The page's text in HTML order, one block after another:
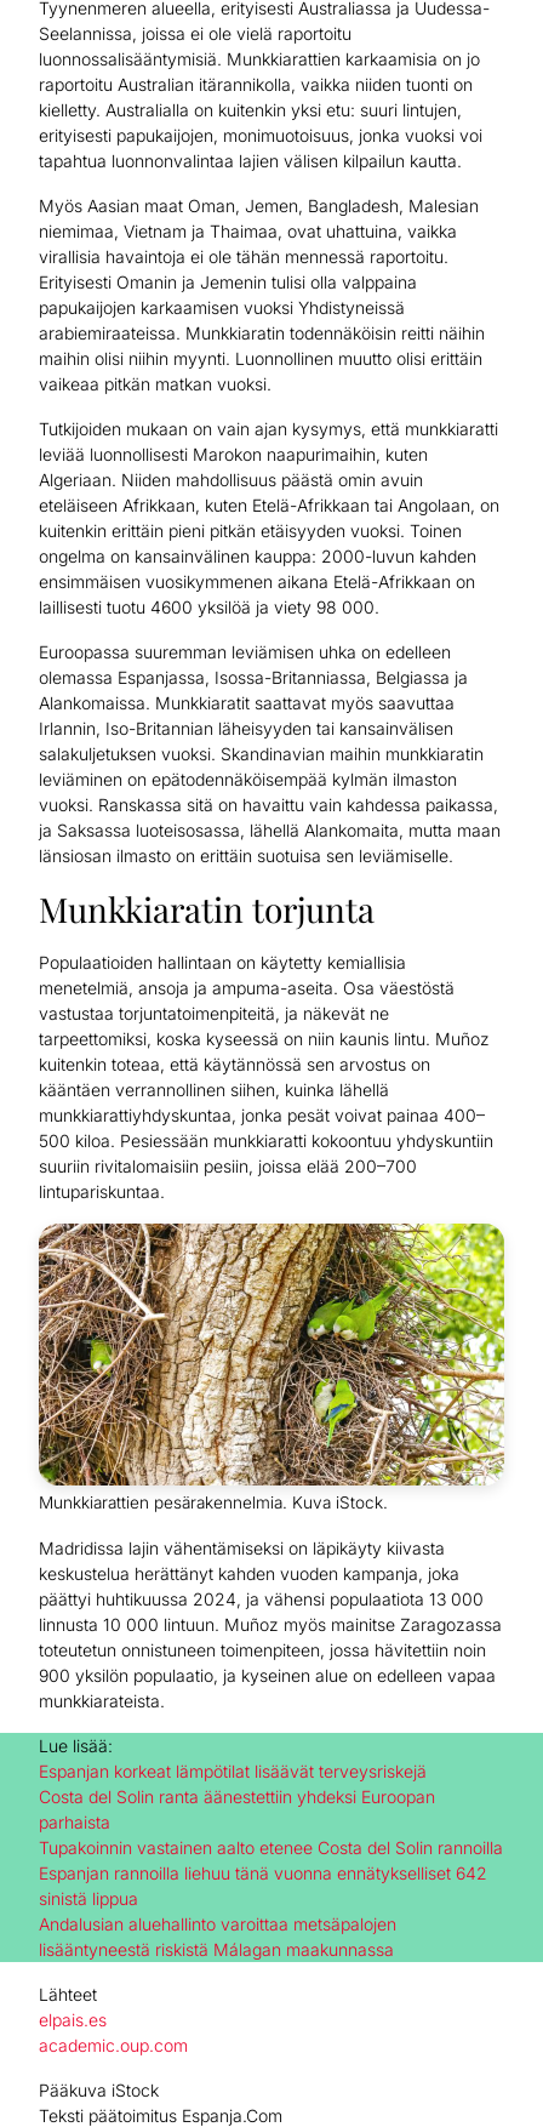
Tyynenmeren alueella, erityisesti Australiassa ja Uudessa-
Seelannissa, joissa ei ole vielä raportoitu
luonnossalisääntymisiä. Munkkiarattien karkaamisia on jo
raportoitu Australian itärannikolla, vaikka niiden tuonti on
kielletty. Australialla on kuitenkin yksi etu: suuri lintujen,
erityisesti papukaijojen, monimuotoisuus, jonka vuoksi voi
tapahtua luonnonvalintaa lajien välisen kilpailun kautta.
Myös Aasian maat Oman, Jemen, Bangladesh, Malesian
niemimaa, Vietnam ja Thaimaa, ovat uhattuina, vaikka
virallisia havaintoja ei ole tähän mennessä raportoitu.
Erityisesti Omanin ja Jemenin tulisi olla valppaina
papukaijojen karkaamisen vuoksi Yhdistyneissä
arabiemiraateissa. Munkkiaratin todennäköisin reitti näihin
maihin olisi niihin myynti. Luonnollinen muutto olisi erittäin
vaikeaa pitkän matkan vuoksi.
Tutkijoiden mukaan on vain ajan kysymys, että munkkiaratti
leviää luonnollisesti Marokon naapurimaihin, kuten
Algeriaan. Niiden mahdollisuus päästä omin avuin
eteläiseen Afrikkaan, kuten Etelä-Afrikkaan tai Angolaan, on
kuitenkin erittäin pieni pitkän etäisyyden vuoksi. Toinen
ongelma on kansainvälinen kauppa: 2000-luvun kahden
ensimmäisen vuosikymmenen aikana Etelä-Afrikkaan on
laillisesti tuotu 4600 yksilöä ja viety 98 000.
Euroopassa suuremman leviämisen uhka on edelleen
olemassa Espanjassa, Isossa-Britanniassa, Belgiassa ja
Alankomaissa. Munkkiaratit saattavat myös saavuttaa
Irlannin, Iso-Britannian läheisyyden tai kansainvälisen
salakuljetuksen vuoksi. Skandinavian maihin munkkiaratin
leviäminen on epätodennäköisempää kylmän ilmaston
vuoksi. Ranskassa sitä on havaittu vain kahdessa paikassa,
ja Saksassa luoteisosassa, lähellä Alankomaita, mutta maan
länsiosan ilmasto on erittäin suotuisa sen leviämiselle.
Munkkiaratin torjunta
Populaatioiden hallintaan on käytetty kemiallisia
menetelmiä, ansoja ja ampuma-aseita. Osa väestöstä
vastustaa torjuntatoimenpiteitä, ja näkevät ne
tarpeettomiksi, koska kyseessä on niin kaunis lintu. Muñoz
kuitenkin toteaa, että käytännössä sen arvostus on
kääntäen verrannollinen siihen, kuinka lähellä
munkkiarattiyhdyskuntaa, jonka pesät voivat painaa 400–
500 kiloa. Pesiessään munkkiaratti kokoontuu yhdyskuntiin
suuriin rivitalomaisiin pesiin, joissa elää 200–700
lintupariskuntaa.
Munkkiarattien pesärakennelmia. Kuva iStock.
Madridissa lajin vähentämiseksi on läpikäyty kiivasta
keskustelua herättänyt kahden vuoden kampanja, joka
päättyi huhtikuussa 2024, ja vähensi populaatiota 13 000
linnusta 10 000 lintuun. Muñoz myös mainitse Zaragozassa
toteutetun onnistuneen toimenpiteen, jossa hävitettiin noin
900 yksilön populaatio, ja kyseinen alue on edelleen vapaa
munkkiarateista.
Lue lisää:
Espanjan korkeat lämpötilat lisäävät terveysriskejä
Costa del Solin ranta äänestettiin yhdeksi Euroopan
parhaista
Tupakoinnin vastainen aalto etenee Costa del Solin rannoilla
Espanjan rannoilla liehuu tänä vuonna ennätykselliset 642
sinistä lippua
Andalusian aluehallinto varoittaa metsäpalojen
lisääntyneestä riskistä Málagan maakunnassa
Lähteet
elpais.es
academic.oup.com
Pääkuva iStock
Teksti päätoimitus Espanja.Com